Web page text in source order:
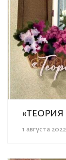
1 августа 2022